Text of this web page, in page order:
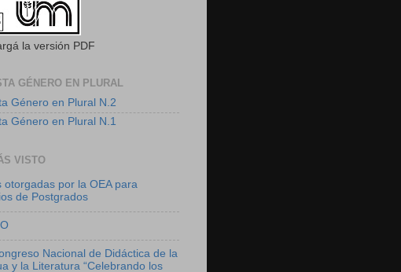
la versión PDF
GÉNERO EN PLURAL
Género en Plural N.2
Género en Plural N.1
VISTO
otorgadas por la OEA para
de Postgrados
Nacional de Didáctica de la
y la Literatura “Celebrando los